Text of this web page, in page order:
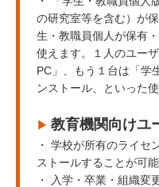
の研究室等を含む）が
生・教職員個人が保有
使えます。１人のユー
PC」、もう１台は「学
ンストール、といった
▶︎ 教育機関向けユ
・ 学校が所有のライセ
ストールすることが可
・ 入学・卒業・組織変